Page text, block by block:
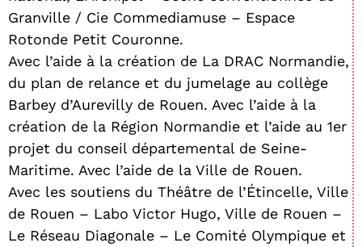
Granville / Cie Commediamuse – Espace
Rotonde Petit Couronne.
Avec l’aide à la création de La DRAC Normandie,
du plan de relance et du jumelage au collège
Barbey d’Aurevilly de Rouen. Avec l’aide à la
création de la Région Normandie et l’aide au 1er
projet du conseil départemental de Seine-
Maritime. Avec l’aide de la Ville de Rouen.
Avec les soutiens du Théâtre de l’Étincelle, Ville
de Rouen – Labo Victor Hugo, Ville de Rouen –
Le Réseau Diagonale – Le Comité Olympique et